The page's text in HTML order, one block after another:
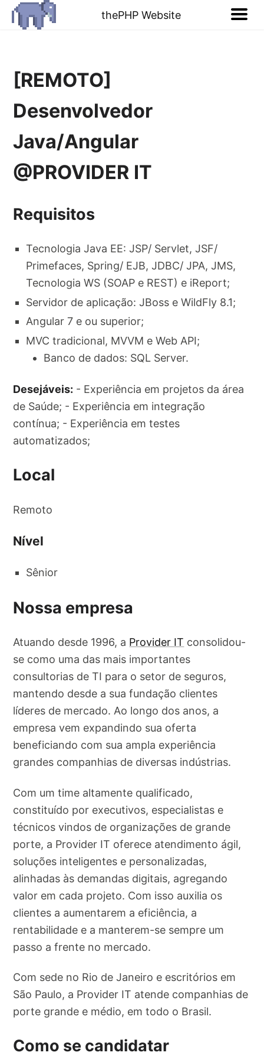
thePHP Website
[REMOTO]
Desenvolvedor
Java/Angular
@PROVIDER IT
Requisitos
Tecnologia Java EE: JSP/ Servlet, JSF/
Primefaces, Spring/ EJB, JDBC/ JPA, JMS,
Tecnologia WS (SOAP e REST) e iReport;
Servidor de aplicação: JBoss e WildFly 8.1;
Angular 7 e ou superior;
MVC tradicional, MVVM e Web API;
Banco de dados: SQL Server.
Desejáveis: - Experiência em projetos da área
de Saúde; - Experiência em integração
contínua; - Experiência em testes
automatizados;
Local
Remoto
Nível
Sênior
Nossa empresa
Atuando desde 1996, a Provider IT consolidou-
se como uma das mais importantes
consultorias de TI para o setor de seguros,
mantendo desde a sua fundação clientes
líderes de mercado. Ao longo dos anos, a
empresa vem expandindo sua oferta
beneficiando com sua ampla experiência
grandes companhias de diversas indústrias.
Com um time altamente qualificado,
constituído por executivos, especialistas e
técnicos vindos de organizações de grande
porte, a Provider IT oferece atendimento ágil,
soluções inteligentes e personalizadas,
alinhadas às demandas digitais, agregando
valor em cada projeto. Com isso auxilia os
clientes a aumentarem a eficiência, a
rentabilidade e a manterem-se sempre um
passo a frente no mercado.
Com sede no Rio de Janeiro e escritórios em
São Paulo, a Provider IT atende companhias de
porte grande e médio, em todo o Brasil.
Como se candidatar